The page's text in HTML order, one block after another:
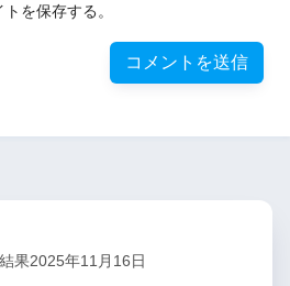
を保存する。
果2025年11月16日